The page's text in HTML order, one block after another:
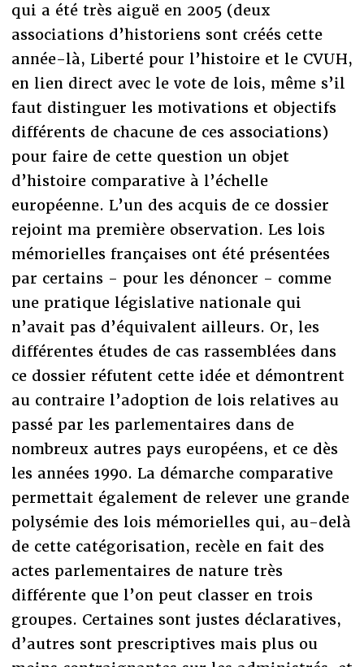
qui a été très aiguë en 2005 (deux
associations d’historiens sont créés cette
année-là, Liberté pour l’histoire et le CVUH,
en lien direct avec le vote de lois, même s’il
faut distinguer les motivations et objectifs
différents de chacune de ces associations)
pour faire de cette question un objet
d’histoire comparative à l’échelle
européenne. L’un des acquis de ce dossier
rejoint ma première observation. Les lois
mémorielles françaises ont été présentées
par certains - pour les dénoncer - comme
une pratique législative nationale qui
n’avait pas d’équivalent ailleurs. Or, les
différentes études de cas rassemblées dans
ce dossier réfutent cette idée et démontrent
au contraire l’adoption de lois relatives au
passé par les parlementaires dans de
nombreux autres pays européens, et ce dès
les années 1990. La démarche comparative
permettait également de relever une grande
polysémie des lois mémorielles qui, au-delà
de cette catégorisation, recèle en fait des
actes parlementaires de nature très
différente que l’on peut classer en trois
groupes. Certaines sont justes déclaratives,
d’autres sont prescriptives mais plus ou